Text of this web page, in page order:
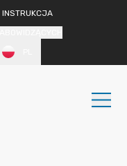
INSTRUKCJA